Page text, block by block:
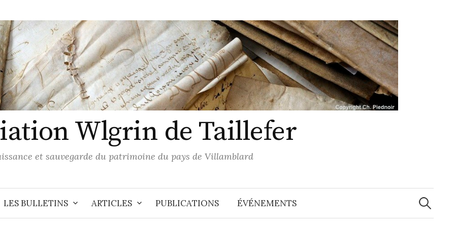
Wlgrin de Taillefer
et sauvegarde du patrimoine du pays de Villamblard
LES BULLETINS ARTICLES PUBLICATIONS ÉVÉNEMENTS